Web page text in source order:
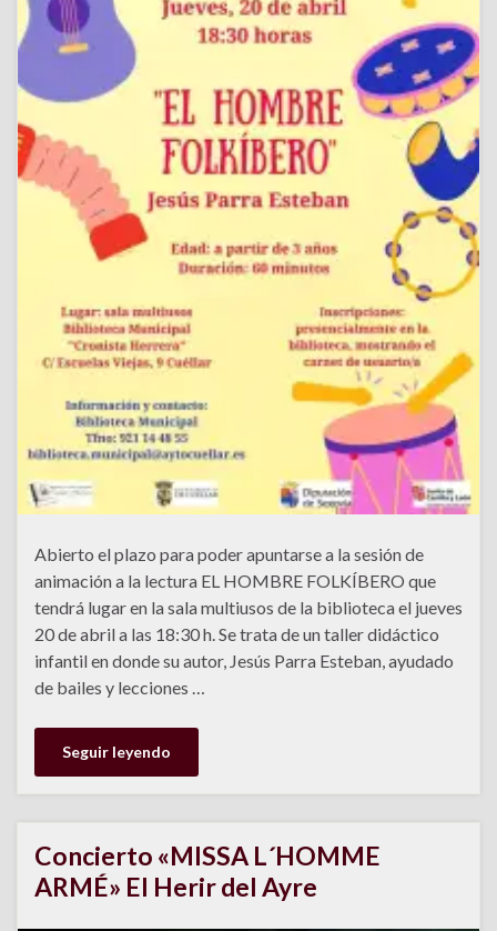
Abierto el plazo para poder apuntarse a la sesión de
animación a la lectura EL HOMBRE FOLKÍBERO que
tendrá lugar en la sala multiusos de la biblioteca el jueves
20 de abril a las 18:30 h. Se trata de un taller didáctico
infantil en donde su autor, Jesús Parra Esteban, ayudado
de bailes y lecciones …
Seguir leyendo
Concierto «MISSA L´HOMME
ARMÉ» El Herir del Ayre